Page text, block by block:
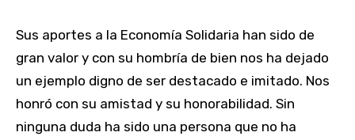
Sus aportes a la Economía Solidaria han sido de
gran valor y con su hombría de bien nos ha dejado
un ejemplo digno de ser destacado e imitado. Nos
honró con su amistad y su honorabilidad. Sin
ninguna duda ha sido una persona que no ha